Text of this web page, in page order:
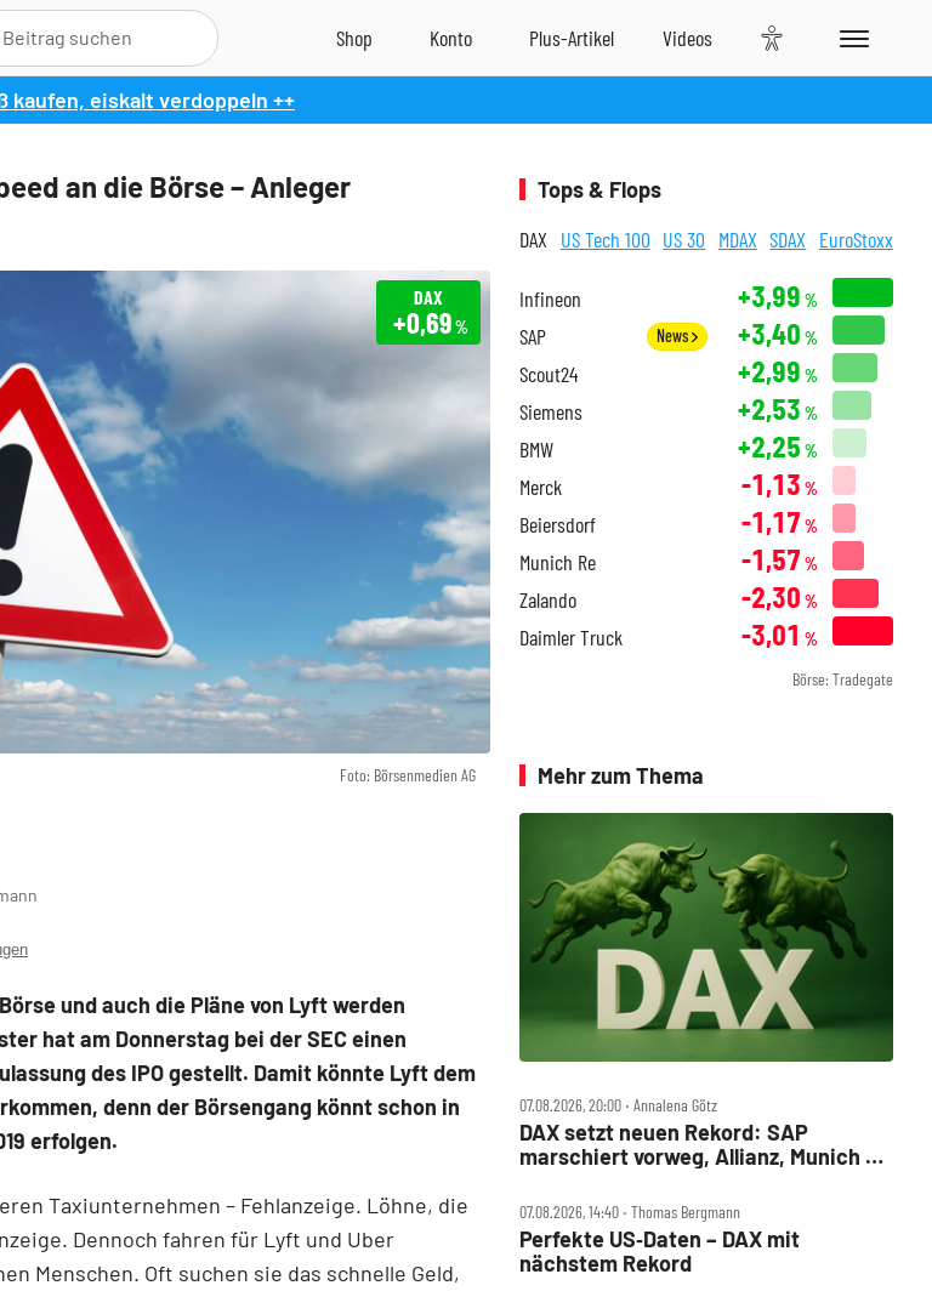
kaufen, eiskalt verdoppeln ++
an die Börse – Anleger
Foto: Börsenmedien AG
DAX
+0,69%
und auch die Pläne von Lyft werden
hat am Donnerstag bei der SEC einen
des IPO gestellt. Damit könnte Lyft dem
denn der Börsengang könnt schon in
erfolgen.
Taxiunternehmen – Fehlanzeige. Löhne, die
Dennoch fahren für Lyft und Uber
Menschen. Oft suchen sie das schnelle Geld,
Tops & Flops
DAX US Tech 100 US 30 MDAX SDAX EuroStoxx
Infineon +3,99 %
SAP News +3,40 %
Scout24 +2,99 %
Siemens +2,53 %
BMW +2,25 %
Merck -1,13 %
Beiersdorf -1,17 %
Munich Re -1,57 %
Zalando -2,30 %
Daimler Truck -3,01 %
Börse: Tradegate
Mehr zum Thema
07.08.2026, 20:00 ‧ Annalena Götz
DAX setzt neuen Rekord: SAP
marschiert vorweg, Allianz, Munich Re
07.08.2026, 14:40 ‧ Thomas Bergmann
Perfekte US‑Daten – DAX mit
nächstem Rekord